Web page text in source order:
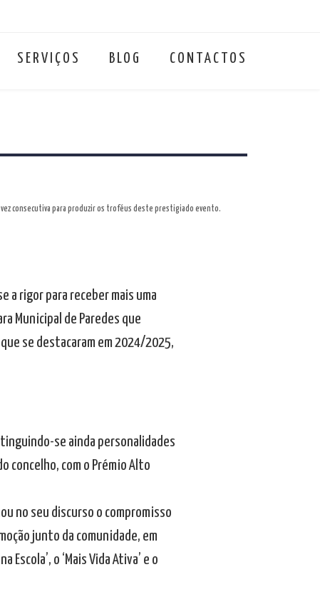
SERVIÇOS BLOG CONTACTOS
vez consecutiva para produzir os troféus deste prestigiado evento.
a rigor para receber mais uma
Municipal de Paredes que
se destacaram em 2024/2025,
se ainda personalidades
com o Prémio Alto
no seu discurso o compromisso
junto da comunidade, em
Escola’, o ‘Mais Vida Ativa’ e o